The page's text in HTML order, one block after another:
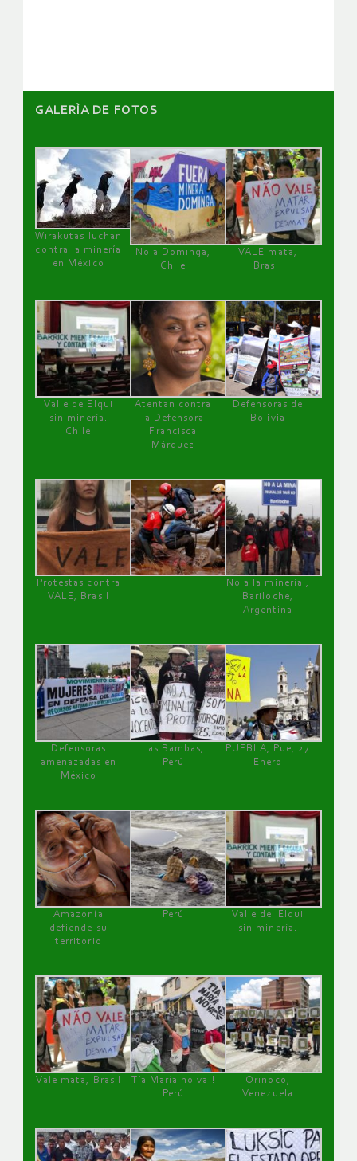
GALERÌA DE FOTOS
Wirakutas luchan
contra la minería
en México
No a Dominga,
Chile
VALE mata,
Brasil
Valle de Elqui
sin minería.
Chile
Atentan contra
la Defensora
Francisca
Márquez
Defensoras de
Bolivia
Protestas contra
VALE, Brasil
No a la minería ,
Bariloche,
Argentina
Defensoras
amenazadas en
México
Las Bambas,
Perú
PUEBLA, Pue, 27
Enero
Amazonía
defiende su
territorio
Perú
Valle del Elqui
sin minería.
Vale mata, Brasil
Tía María no va !
Perú
Orinoco,
Venezuela